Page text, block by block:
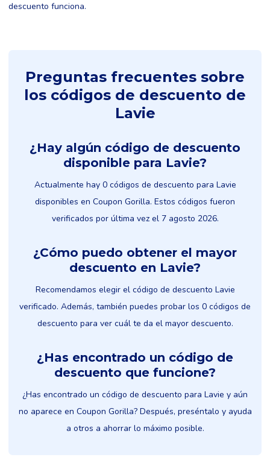
descuento funciona.
Preguntas frecuentes sobre
los códigos de descuento de
Lavie
¿Hay algún código de descuento
disponible para Lavie?
Actualmente hay 0 códigos de descuento para Lavie
disponibles en Coupon Gorilla. Estos códigos fueron
verificados por última vez el 7 agosto 2026.
¿Cómo puedo obtener el mayor
descuento en Lavie?
Recomendamos elegir el código de descuento Lavie
verificado. Además, también puedes probar los 0 códigos de
descuento para ver cuál te da el mayor descuento.
¿Has encontrado un código de
descuento que funcione?
¿Has encontrado un código de descuento para Lavie y aún
no aparece en Coupon Gorilla? Después, preséntalo y ayuda
a otros a ahorrar lo máximo posible.